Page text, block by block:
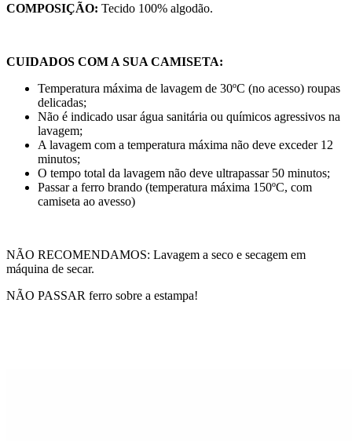
COMPOSIÇÃO: Tecido 100% algodão.
CUIDADOS COM A SUA CAMISETA:
Temperatura máxima de lavagem de 30ºC (no acesso) roupas
delicadas;
Não é indicado usar água sanitária ou químicos agressivos na
lavagem;
A lavagem com a temperatura máxima não deve exceder 12
minutos;
O tempo total da lavagem não deve ultrapassar 50 minutos;
Passar a ferro brando (temperatura máxima 150ºC, com
camiseta ao avesso)
NÃO RECOMENDAMOS: Lavagem a seco e secagem em
máquina de secar.
NÃO PASSAR ferro sobre a estampa!